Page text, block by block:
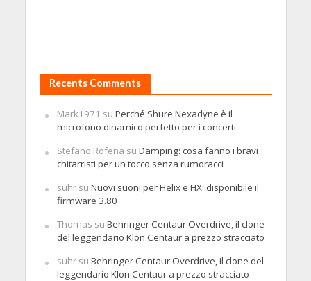
Recents Comments
Mark1971 su Perché Shure Nexadyne è il
microfono dinamico perfetto per i concerti
Stefano Rofena su Damping: cosa fanno i bravi
chitarristi per un tocco senza rumoracci
suhrsu Nuovi suoni per Helix e HX: disponibile il
firmware 3.80
Thomas su Behringer Centaur Overdrive, il clone
del leggendario Klon Centaur a prezzo stracciato
suhrsu Behringer Centaur Overdrive, il clone del
leggendario Klon Centaur a prezzo stracciato